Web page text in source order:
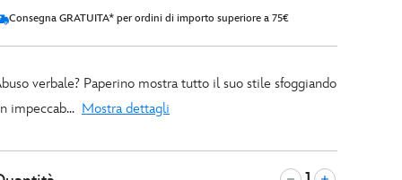
Consegna GRATUITA* per ordini di importo superiore a 75€
verbale? Paperino mostra tutto il suo stile sfoggiando
impeccab... Mostra dettagli